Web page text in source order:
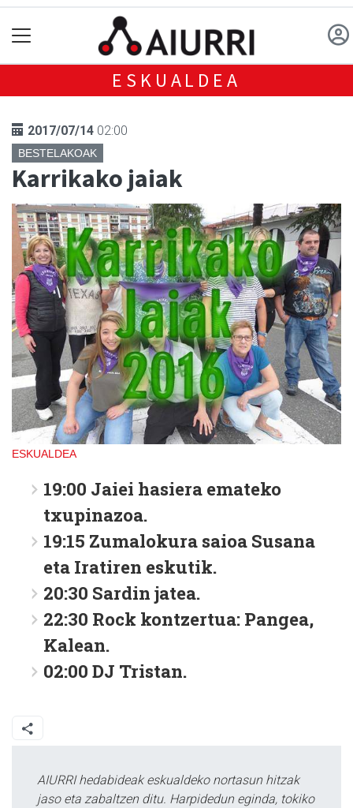
ESKUALDEA
2017/07/14 02:00
BESTELAKOAK
Karrikako jaiak
ESKUALDEA
19:00 Jaiei hasiera emateko
txupinazoa.
19:15 Zumalokura saioa Susana
eta Iratiren eskutik.
20:30 Sardin jatea.
22:30 Rock kontzertua: Pangea,
Kalean.
02:00 DJ Tristan.
AIURRI hedabideak eskualdeko nortasun hitzak
jaso eta zabaltzen ditu. Harpidedun eginda, tokiko